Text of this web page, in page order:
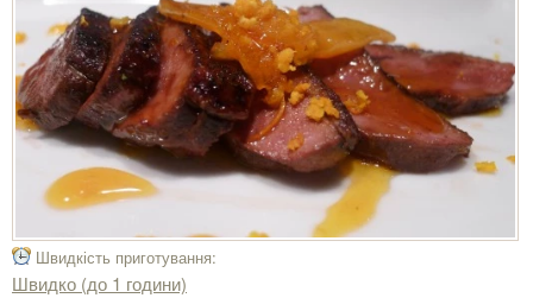
Швидкість приготування:
Швидко (до 1 години)